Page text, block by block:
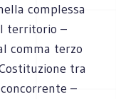
complessa
territorio –
comma terzo
tra
–